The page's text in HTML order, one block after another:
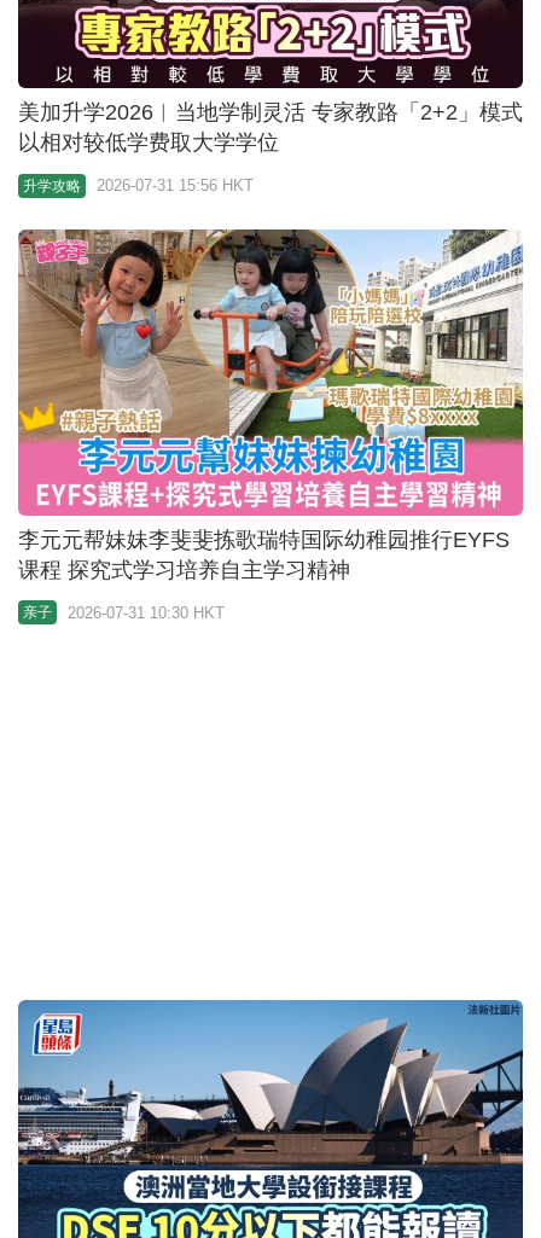
李元元帮妹妹李斐斐拣歌瑞特国际幼稚园推行EYFS
课程 探究式学习培养自主学习精神
亲子 2026-07-31 10:30 HKT
澳洲升学2026︱大学设衔接课程 DSE 10分以下都能
澳洲升学2026︱院校性价比高 15分或直入澳洲「八
大」 中游生可选医疗专科
升学攻略 2026-07-30 12:50 HKT